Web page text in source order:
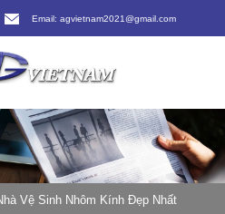
Email: agvietnam2021@gmail.com
Vệ Sinh Nhôm Kính Đẹp Nhất